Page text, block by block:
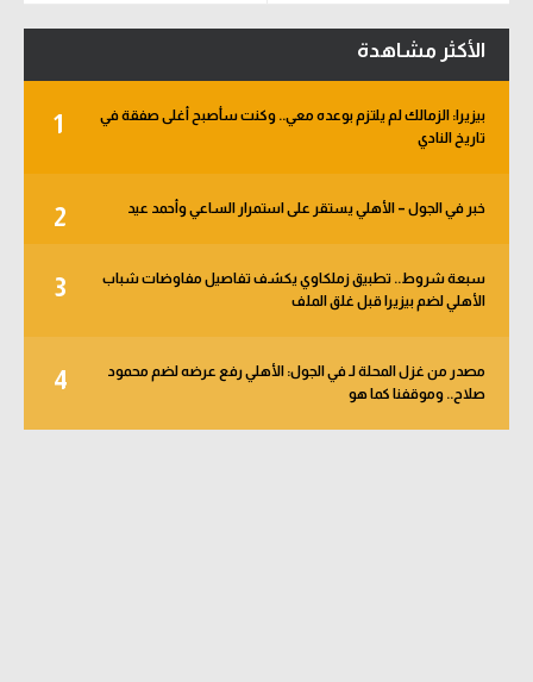
الأكثر مشاهدة
1
بيزيرا: الزمالك لم يلتزم بوعده معي.. وكنت سأصبح أغلى صفقة في
تاريخ النادي
2 خبر في الجول – الأهلي يستقر على استمرار الساعي وأحمد عيد
3
سبعة شروط.. تطبيق زملكاوي يكشف تفاصيل مفاوضات شباب
الأهلي لضم بيزيرا قبل غلق الملف
4
مصدر من غزل المحلة لـ في الجول: الأهلي رفع عرضه لضم محمود
صلاح.. وموقفنا كما هو